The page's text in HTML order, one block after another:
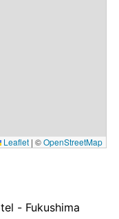
Leaflet | ©OpenStreetMap
- Fukushima